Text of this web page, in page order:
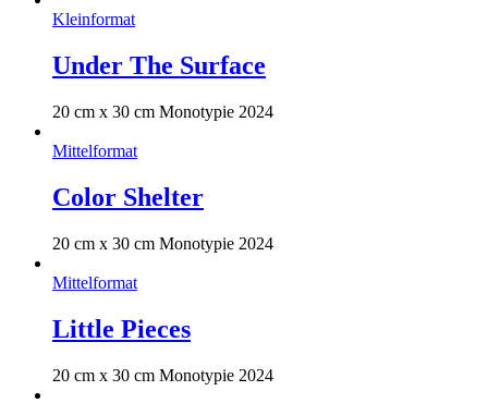
Kleinformat
Under The Surface
20 cm x 30 cm Monotypie 2024
Mittelformat
Color Shelter
20 cm x 30 cm Monotypie 2024
Mittelformat
Little Pieces
20 cm x 30 cm Monotypie 2024